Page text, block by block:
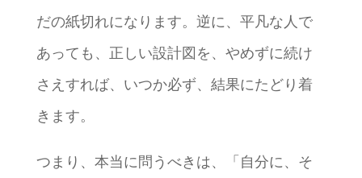
だの紙切れになります。逆に、平凡な人で
あっても、正しい設計図を、やめずに続け
さえすれば、いつか必ず、結果にたどり着
きます。
つまり、本当に問うべきは、「自分に、そ